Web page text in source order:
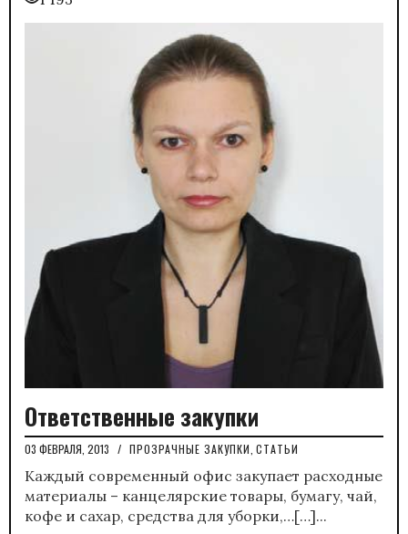
Ответственные закупки
03 ФЕВРАЛЯ, 2013 / ПРОЗРАЧНЫЕ ЗАКУПКИ СТАТЬИ
Каждый современный офис закупает расходные
материалы – канцелярские товары, бумагу, чай,
кофе и сахар, средства для уборки,…[…]...